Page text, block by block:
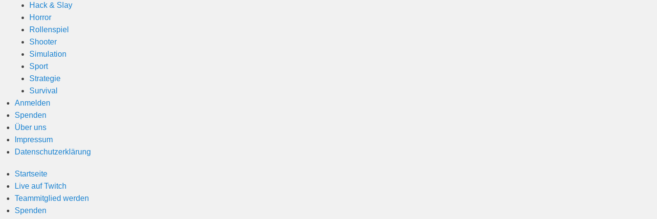
Hack & Slay
Horror
Rollenspiel
Shooter
Simulation
Sport
Strategie
Survival
Anmelden
Spenden
Über uns
Impressum
Datenschutzerklärung
Startseite
Live auf Twitch
Teammitglied werden
Spenden